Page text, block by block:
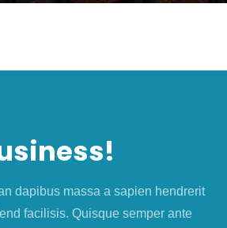
dapibus massa a sapien hendrerit
facilisis. Quisque semper ante